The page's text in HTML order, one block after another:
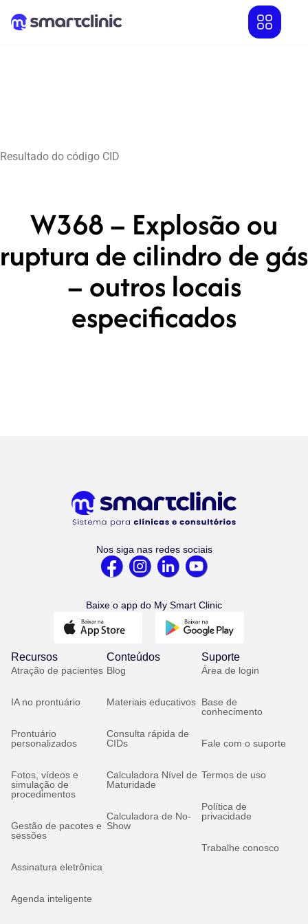
Resultado do código CID
W368 – Explosão ou
ruptura de cilindro de gás
– outros locais
especificados
Nos siga nas redes sociais
Baixe o app do My Smart Clinic
Recursos
Atração de pacientes
IA no prontuário
Prontuário
personalizados
Fotos, vídeos e
simulação de
procedimentos
Gestão de pacotes e
sessões
Assinatura eletrônica
Agenda inteligente
Conteúdos
Blog
Materiais educativos
Consulta rápida de
CIDs
Calculadora Nível de
Maturidade
Calculadora de No-
Show
Suporte
Área de login
Base de
conhecimento
Fale com o suporte
Termos de uso
Política de
privacidade
Trabalhe conosco